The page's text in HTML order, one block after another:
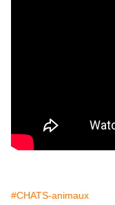
#CHATS-animaux